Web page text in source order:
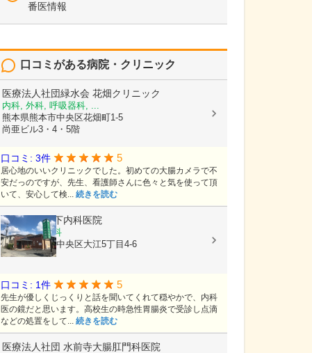
番医情報
口コミがある病院・クリニック
医療法人社団緑水会 花畑クリニック
内科, 外科, 呼吸器科, ...
熊本県熊本市中央区花畑町1-5
尚亜ビル3・4・5階
口コミ: 3件 5
居心地のいいクリニックでした。初めての大腸カメラで不
安だっのですが、先生、看護師さんに色々と気を使って頂
いて、安心して検... 続きを読む
医療法人竹下内科医院
内科, 胃腸内科
熊本県熊本市中央区大江5丁目4-6
口コミ: 1件 5
先生が優しくじっくりと話を聞いてくれて穏やかで、内科
医の鏡だと思います。高校生の時急性胃腸炎で受診し点滴
などの処置をして... 続きを読む
医療法人社団 水前寺大腸肛門科医院